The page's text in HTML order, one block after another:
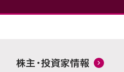
株主・投資家情報